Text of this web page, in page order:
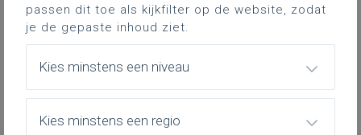
passen dit toe als kijkfilter op de website, zodat
je de gepaste inhoud ziet.
Kies minstens een niveau
Kies minstens een regio